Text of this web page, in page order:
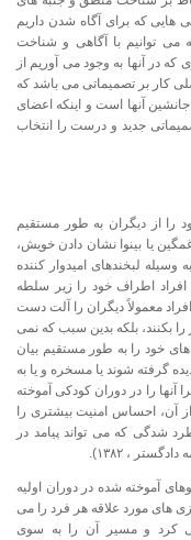
هایی که برای آگاه شدن داریم
توانیم با آگاهی و شناخت
در آنها به وجود می آوریم از
کار بر تصمیماتی می باشد که
آنها است و اینکه اعضای
جدید و درست را انتخاب
را از دیگران به طور مستقیم
غمگین یا بینوا نشان دادن خویش،
لبخندهای امیدوار کننده
اطراف خود را زیر سلطه
معمولاً دیگران را آلت دست
بکنند، بلکه بدین سبب که نمی
خود را به طور مستقیم بیان
گرفته شوند یا مسخره و یا به
آنها را در دوران کودکی آموخته
آن، احساس امنیت بیشتری را
شدگی که می تواند پیامد در
، ۱۳۸۲).
آموخته شده در دوران اولیه
های مورد علاقه هر فرد را می
کرد و مسیر آن را به سوی